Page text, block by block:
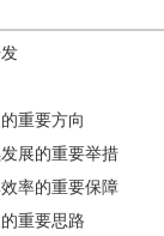
重要方向
展的重要举措
率的重要保障
重要思路